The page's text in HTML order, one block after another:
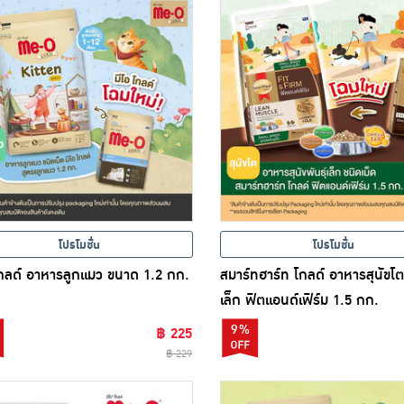
โปรโมชั่น
ลด์ อาหารลูกแมว ขนาด 1.2 กก.
฿ 225
฿ 229
โปรโมชั่น
สมาร์ทฮาร์ท โกลด์ อาหารสุนัข
เล็ก ฟิตแอนด์เฟิร์ม 1.5 กก.
9%